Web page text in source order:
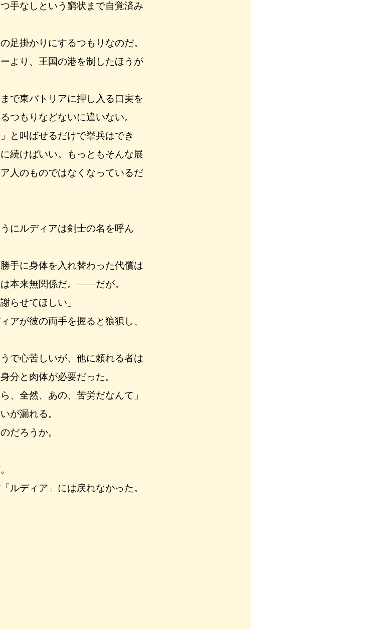
手なしという窮状まで自覚済み
足掛かりにするつもりなのだ。
より、王国の港を制したほうが
で東パトリアに押し入る口実を
つもりなどないに違いない。
と叫ばせるだけで挙兵はでき
続けばいい。もっともそんな展
人のものではなくなっているだ
にルディアは剣士の名を呼ん
手に身体を入れ替わった代償は
本来無関係だ。――だが。
らせてほしい」
アが彼の両手を握ると狼狽し、
で心苦しいが、他に頼れる者は
分と肉体が必要だった。
、全然、あの、苦労だなんて」
が漏れる。
だろうか。
ルディア」には戻れなかった。